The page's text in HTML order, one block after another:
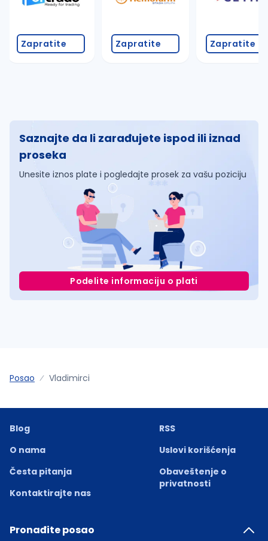
Zapratite Zapratite Zapratite
Saznajte da li zarađujete ispod ili iznad
proseka
Unesite iznos plate i pogledajte prosek za vašu poziciju
Podelite informaciju o plati
Posao Vladimirci
Blog
O nama
Česta pitanja
Kontaktirajte nas
RSS
Uslovi korišćenja
Obaveštenje o
privatnosti
Pronađite posao